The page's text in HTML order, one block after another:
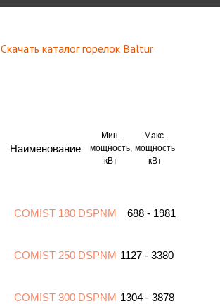
Скачать каталог горелок Baltur
Мин.
мощность,
кВт
Макс.
мощность
кВт
Наименование
COMIST 180 DSPNM 688 - 1981
COMIST 250 DSPNM 1127 - 3380
COMIST 300 DSPNM 1304 - 3878